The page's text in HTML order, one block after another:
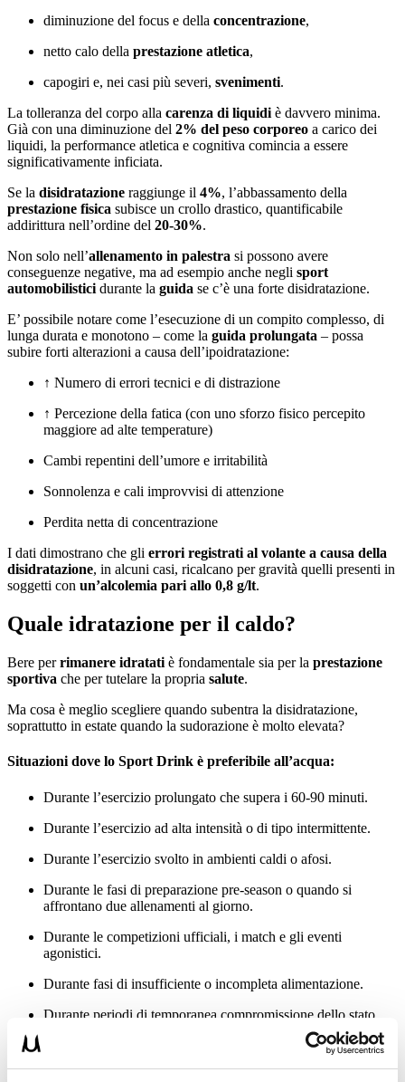
diminuzione del focus e della concentrazione,
netto calo della prestazione atletica,
capogiri e, nei casi più severi, svenimenti.
La tolleranza del corpo alla carenza di liquidi è davvero minima.
Già con una diminuzione del 2% del peso corporeo a carico dei
liquidi, la performance atletica e cognitiva comincia a essere
significativamente inficiata.
Se la disidratazione raggiunge il 4%, l’abbassamento della
prestazione fisica subisce un crollo drastico, quantificabile
addirittura nell’ordine del 20-30%.
Non solo nell’allenamento in palestra si possono avere
conseguenze negative, ma ad esempio anche negli sport
automobilistici durante la guida se c’è una forte disidratazione.
E’ possibile notare come l’esecuzione di un compito complesso, di
lunga durata e monotono – come la guida prolungata – possa
subire forti alterazioni a causa dell’ipoidratazione:
↑ Numero di errori tecnici e di distrazione
↑ Percezione della fatica (con uno sforzo fisico percepito
maggiore ad alte temperature)
Cambi repentini dell’umore e irritabilità
Sonnolenza e cali improvvisi di attenzione
Perdita netta di concentrazione
I dati dimostrano che gli errori registrati al volante a causa della
disidratazione, in alcuni casi, ricalcano per gravità quelli presenti in
soggetti con un’alcolemia pari allo 0,8 g/lt.
Quale idratazione per il caldo?
Bere perrimanere idratati è fondamentale sia per la prestazione
sportiva che per tutelare la propria salute.
Ma cosa è meglio scegliere quando subentra la disidratazione,
soprattutto in estate quando la sudorazione è molto elevata?
Situazioni dove lo Sport Drink è preferibile all’acqua:
Durante l’esercizio prolungato che supera i 60-90 minuti.
Durante l’esercizio ad alta intensità o di tipo intermittente.
Durante l’esercizio svolto in ambienti caldi o afosi.
Durante le fasi di preparazione pre-season o quando si
affrontano due allenamenti al giorno.
Durante le competizioni ufficiali, i match e gli eventi
agonistici.
Durante fasi di insufficiente o incompleta alimentazione.
Durante periodi di temporanea compromissione dello stato
Situazioni dove l’Acqua è preferibile allo Sport Drink: